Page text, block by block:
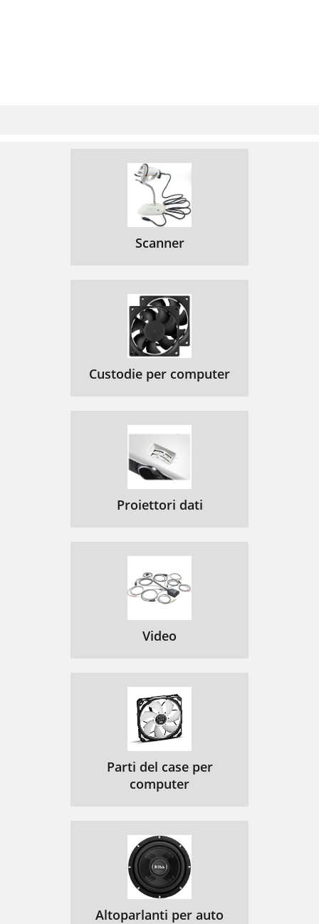
Scanner
Custodie per computer
Proiettori dati
Video
Parti del case per
computer
Altoparlanti per auto